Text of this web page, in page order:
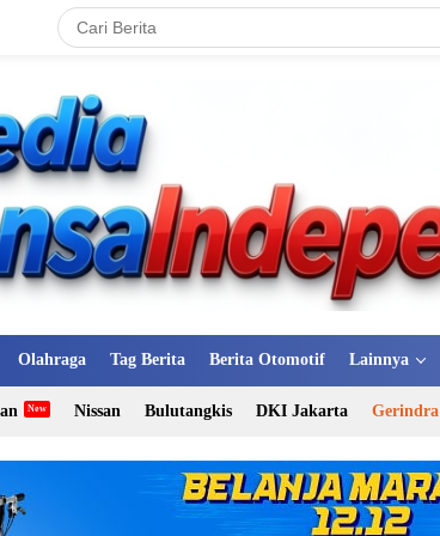
Olahraga Tag Berita Berita Otomotif Lainnya
Nissan Bulutangkis DKI Jakarta Gerindra